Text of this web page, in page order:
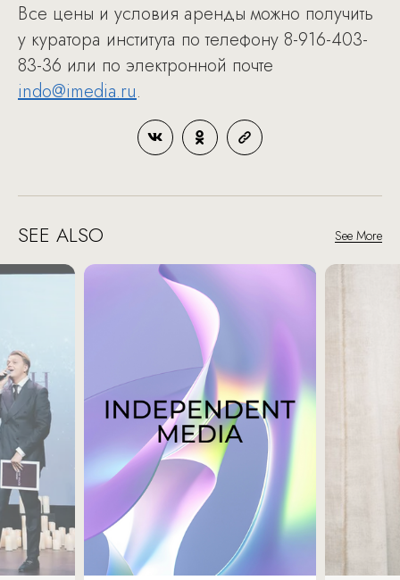
Все цены и условия аренды можно получить
у куратора института по телефону 8-916-403-
83-36 или по электронной почте
indo@imedia.ru.
SEE ALSO See More